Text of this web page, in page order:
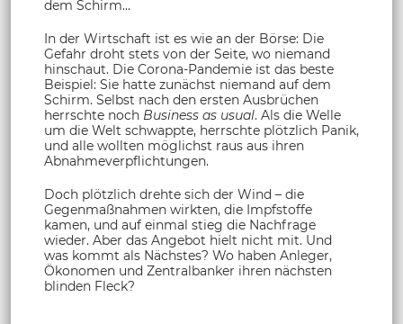
dem Schirm…
In der Wirtschaft ist es wie an der Börse: Die
Gefahr droht stets von der Seite, wo niemand
hinschaut. Die Corona-Pandemie ist das beste
Beispiel: Sie hatte zunächst niemand auf dem
Schirm. Selbst nach den ersten Ausbrüchen
herrschte noch Business as usual. Als die Welle
um die Welt schwappte, herrschte plötzlich Panik,
und alle wollten möglichst raus aus ihren
Abnahmeverpflichtungen.
Doch plötzlich drehte sich der Wind – die
Gegenmaßnahmen wirkten, die Impfstoffe
kamen, und auf einmal stieg die Nachfrage
wieder. Aber das Angebot hielt nicht mit. Und
was kommt als Nächstes? Wo haben Anleger,
Ökonomen und Zentralbanker ihren nächsten
blinden Fleck?